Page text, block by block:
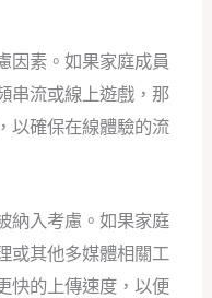
因素。如果家庭成員
串流或線上遊戲，那
以確保在線體驗的流
納入考慮。如果家庭
或其他多媒體相關工
快的上傳速度，以便